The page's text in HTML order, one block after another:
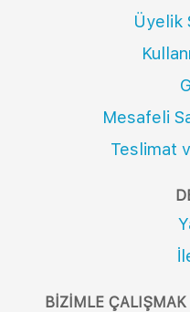
Üyelik
Mesafeli
Teslimat
BIZIMLE